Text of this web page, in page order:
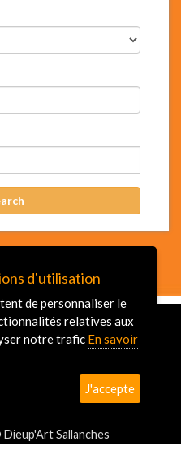
Chamonix 74
Sallanches
d'utilisation
de personnaliser le
relatives aux
notre trafic En savoir
J'accepte